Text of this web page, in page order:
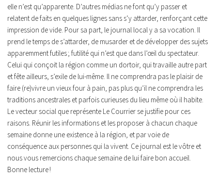
elle n’est qu’apparente. D’autres médias ne font qu’y passer et
relatent de faits en quelques lignes sans s‘y attarder, renforçant cette
impression de vide. Pour sa part, le journal local y a sa vocation. Il
prend le temps de s’attarder, de musarder et de développer des sujets
apparemment futiles ; futilité qui n’est que dans l’œil du spectateur.
Celui qui conçoit la région comme un dortoir, qui travaille autre part
et fête ailleurs, s’exile de lui-même. Il ne comprendra pas le plaisir de
faire (re)vivre un vieux four à pain, pas plus qu’il ne comprendra les
traditions ancestrales et parfois curieuses du lieu même où il habite.
Le vecteur social que représente Le Courrier se justifie pour ces
raisons. Réunir les informations et les proposer à chacun chaque
semaine donne une existence à la région, et par voie de
conséquence aux personnes qui la vivent. Ce journal est le vôtre et
nous vous remercions chaque semaine de lui faire bon accueil.
Bonne lecture !